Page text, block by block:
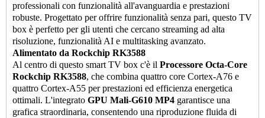
professionali con funzionalità all'avanguardia e prestazioni
robuste. Progettato per offrire funzionalità senza pari, questo TV
box è perfetto per gli utenti che cercano streaming ad alta
risoluzione, funzionalità AI e multitasking avanzato.
Alimentato da Rockchip RK3588
Al centro di questo smart TV box c'è il Processore Octa-Core
Rockchip RK3588, che combina quattro core Cortex-A76 e
quattro Cortex-A55 per prestazioni ed efficienza energetica
ottimali. L'integrato GPU Mali-G610 MP4 garantisce una
grafica straordinaria, consentendo una riproduzione fluida di